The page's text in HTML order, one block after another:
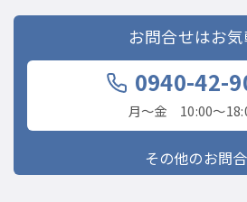
お問合せはお
0940-42-
月〜金 10:00〜
その他のお問